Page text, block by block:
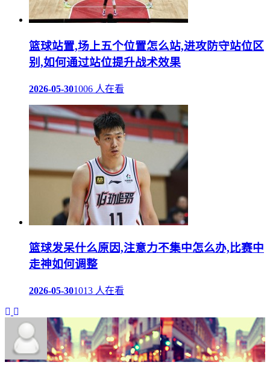
篮球站置,场上五个位置怎么站,进攻防守站位区
别,如何通过站位提升战术效果
2026-05-301006 人在看
篮球发呆什么原因,注意力不集中怎么办,比赛中
走神如何调整
2026-05-301013 人在看